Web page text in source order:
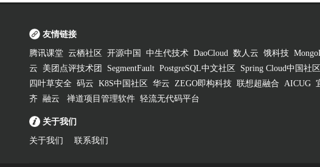
友情链接
腾讯课堂 云栖社区 开源中国 中生代技术 DaoCloud 数人云 饿科技
云
美团点评技术团 SegmentFault PostgreSQL中文社区 Spring Cloud中国社区
四叶草安全 码云 K8S中国社区 华云 ZEGO即构科技 联想超融合 AICUG
齐 融云 禅道项目管理软件 轻流无代码平台
关于我们
关于我们 联系我们